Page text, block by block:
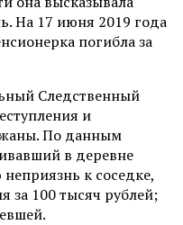
На 17 июня 2019 года
погибла за
Следственный
и
По данным
в деревне
к соседке,
за 100 тысяч рублей;